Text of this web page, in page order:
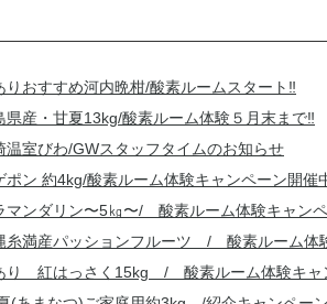
りおすすめ河内晩柑/酸素ルームスタート‼
県産・甘夏13kg/酸素ルーム体験５月末まで‼
温室びわ/GWスタッフタイムのお知らせ
ポン 約4kg/酸素ルーム体験キャンペーン開催
マンダリン〜5㎏〜/ 酸素ルーム体験キャン
糸満産パッションフルーツ / 酸素ルーム体
あり 紅はっさく15kg / 酸素ルーム体験キャ